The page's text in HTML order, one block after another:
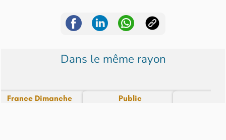
Dans le même rayon
France Dimanche Public